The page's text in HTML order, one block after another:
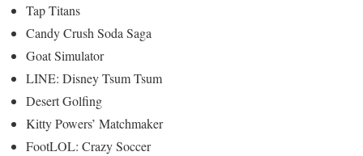
Tap Titans
Candy Crush Soda Saga
Goat Simulator
LINE: Disney Tsum Tsum
Desert Golfing
Kitty Powers’ Matchmaker
FootLOL: Crazy Soccer